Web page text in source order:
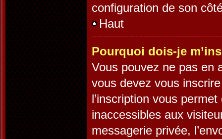
configuration de son
Haut
Pourquoi dois-je
Vous pouvez ne pas en
vous devez vous
l’inscription vous
inaccessibles aux
messagerie privée,